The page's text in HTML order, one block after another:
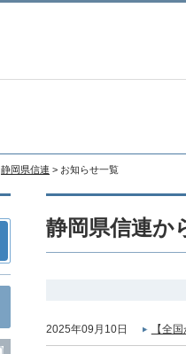
静岡県信連 > お知らせ一覧
静岡県信連か
2025年09月10日 【全